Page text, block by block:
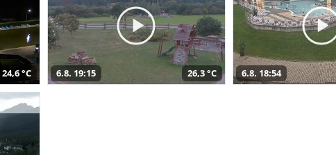
24,6 °C 6.8. 19:15 26,3 °C 6.8. 18:54